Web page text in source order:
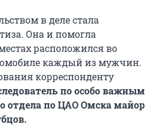
в деле стала
Она и помогла
расположился во
каждый из мужчин.
корреспонденту
по особо важным
отдела по ЦАО Омска майор